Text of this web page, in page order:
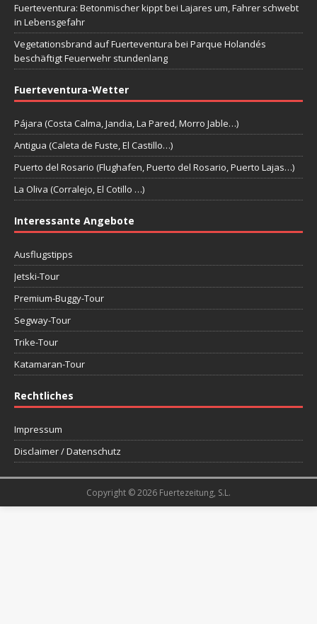
Fuerteventura: Betonmischer kippt bei Lajares um, Fahrer schwebt
in Lebensgefahr
Vegetationsbrand auf Fuerteventura bei Parque Holandés
beschäftigt Feuerwehr stundenlang
Fuerteventura-Wetter
Pájara (Costa Calma, Jandia, La Pared, Morro Jable…)
Antigua (Caleta de Fuste, El Castillo…)
Puerto del Rosario (Flughafen, Puerto del Rosario, Puerto Lajas…)
La Oliva (Corralejo, El Cotillo …)
Interessante Angebote
Ausflugstipps
Jetski-Tour
Premium-Buggy-Tour
Segway-Tour
Trike-Tour
Katamaran-Tour
Rechtliches
Impressum
Disclaimer / Datenschutz
Copyright © 2026 Fuertezeitung, S.L.